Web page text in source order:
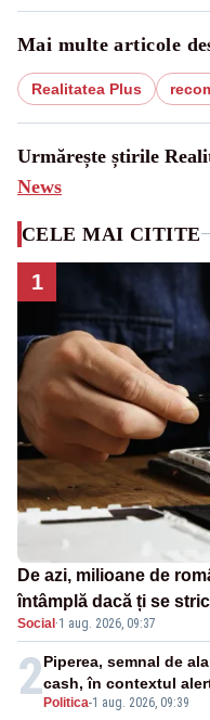
Mai multe articole
Realitatea Plus
Urmărește știrile
News
CELE MAI CITITE
1
De azi, milioane de
întâmplă dacă ți se
Social ·1 aug. 2026, 09:37
2 Politica-1 aug. 2026, 09:39
Piperea, semnal de
cash, în contextul